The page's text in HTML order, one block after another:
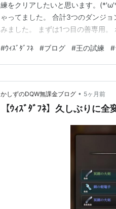
練をクリアしたいと思います。
ゃってました。 合計3つのダンジ
みました。 まずは1つ目の善専用。
まで行ったのですがボスは無し。
で襲われるパターンに…
#ｳｨｽﾞﾀﾞﾌﾈ #ブログ #王の試練 #
かしずのDQW無課金ブログ • 5ヶ月前
【ｳｨｽﾞﾀﾞﾌﾈ】久しぶりに全